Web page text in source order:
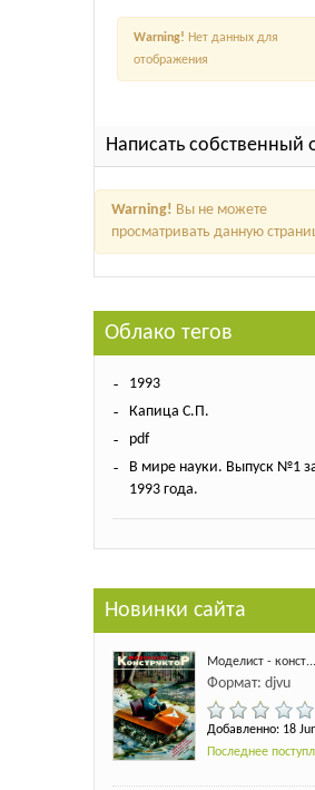
Warning! Нет данных для
отображения
Написать собственный
Warning! Вы не можете
просматривать данную
Облако тегов
1993
Капица С.П.
pdf
В мире науки. Выпуск №1
1993 года.
Новинки сайта
Моделист - конст...
Формат: djvu
Добавленно: 18
Последнее